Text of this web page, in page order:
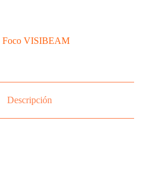
Foco VISIBEAM
Descripción